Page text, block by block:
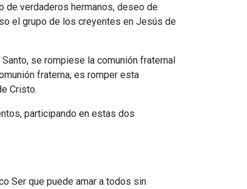
de verdaderos hermanos, deseo de
el grupo de los creyentes en Jesús de
se rompiese la comunión fraternal
fraterna, es romper esta
Cristo.
participando en estas dos
Ser que puede amar a todos sin